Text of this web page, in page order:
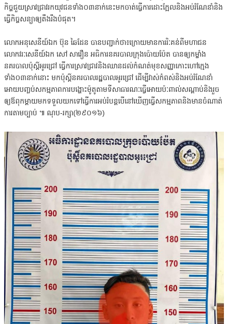
កិច្ចជួយស្រាវជ្រាវរកយុវជនទាំង០៣នាក់នេះមកចាត់ធ្វើការដោះក្អែលនិងអប់រំណែនាំនិង
ធ្វើកិច្ចសន្យាឲ្យតឹងរឹងបំផុត។
លោកអនុសេនីយ៍ឯក ប៊ុន ឆៃដែន បានបញ្ជាក់ថា៖ក្រោយមានការរិៈគន់ពីមហាជន
លោកវរៈសេនីយ៍ឯក សៅ សារឿន អធិការនគរបាលក្រុងប៉ោយប៉ែត បានឲ្យកម្លាំង
នគរបាលប៉ុស្តិ៍អូរជ្រៅ ធ្វើការស្រាវជ្រាវនិងឈានដល់កំណត់មុខសញ្ញាកោះហៅក្មេង
ទាំង០៣នាក់នោះ មកប៉ុស្តិ៍នគរបាលរដ្ឋបាលអូរជ្រៅ ដើម្បីវាស់កំពស់និងអប់រំណែនាំ
អោយបញ្ចប់សកម្មភាពការបង្ហោះម៉ូតូតាមទីសាធារណៈធ្វើអោយប៉ៈពាល់សណ្តាប់និងរួច
ឲ្យឪពុកម្តាយមកទទួលយកទៅធ្វើការអប់រំបន្តបើនៅឃើញធ្វើសកម្មភាពនិងមានចំណាត់
ការតាមច្បាប់ ៕ ណុប-រក្សា(២៩០១៦)